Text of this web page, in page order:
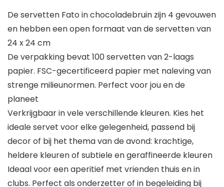
De servetten Fato in chocoladebruin zijn 4 gevouwen
en hebben een open formaat van de servetten van
24 x 24 cm
De verpakking bevat 100 servetten van 2-laags
papier. FSC-gecertificeerd papier met naleving van
strenge milieunormen. Perfect voor jou en de
planeet
Verkrijgbaar in vele verschillende kleuren. Kies het
ideale servet voor elke gelegenheid, passend bij
decor of bij het thema van de avond: krachtige,
heldere kleuren of subtiele en geraffineerde kleuren
Ideaal voor een aperitief met vrienden thuis en in
clubs. Perfect als onderzetter of in begeleiding bij